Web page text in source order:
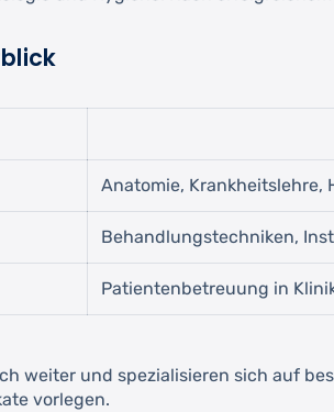
Anatomie, Krankheitslehre,
Behandlungstechniken,
Patientenbetreuung in
weiter und spezialisieren sich auf
vorlegen.